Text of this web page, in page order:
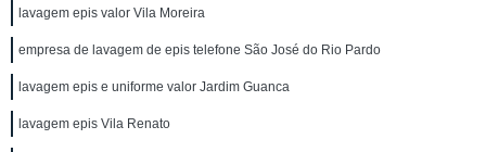
lavagem epis valor Vila Moreira
empresa de lavagem de epis telefone São José do Rio Pardo
lavagem epis e uniforme valor Jardim Guanca
lavagem epis Vila Renato